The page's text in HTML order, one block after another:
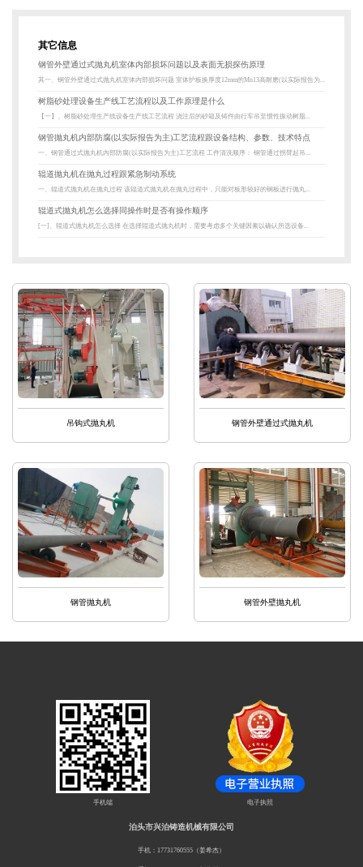
其它信息
钢管外壁通过式抛丸机室体内部损坏问题以及表面无损探伤原理
其一、钢管外壁通过式抛丸机室体内部损坏问题 室体护板换厚度12mm的Mn13高耐磨(以实际报告为...
树脂砂处理设备生产线工艺流程以及工作原理是什么
【一】、树脂砂处理生产线设备生产线工艺流程 浇注后的砂箱及铸件由行车吊至惯性振动树脂...
钢管抛丸机内部防腐(以实际报告为主)工艺流程跟设备结构、参数、技术特点
一、钢管通过式抛丸机内部防腐(以实际报告为主)工艺流程 工件清洗顺序： 钢管通过拐臂起吊...
辊道抛丸机在抛丸过程跟紧急制动系统
一、辊道式抛丸机在抛丸过程 该辊道式抛丸机在抛丸过程中，只能对板形较好的钢板进行抛丸...
辊道式抛丸机怎么选择同操作时是否有操作顺序
[一]、辊道式抛丸机怎么选择 在选择辊道式抛丸机时，需要考虑多个关键因素以确认所选设备...
吊钩式抛丸机 钢管外壁通过式抛丸机
钢管抛丸机 钢管外壁抛丸机
电子执照
手机端
泊头市兴泊铸造机械有限公司
手机：17731760555（姜希杰）